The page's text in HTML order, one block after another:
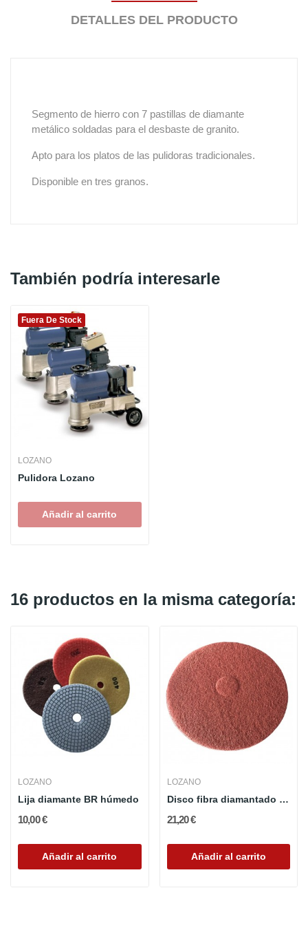
DETALLES DEL PRODUCTO
Segmento de hierro con 7 pastillas de diamante
metálico soldadas para el desbaste de granito.
Apto para los platos de las pulidoras tradicionales.
Disponible en tres granos.
También podría interesarle
Fuera De Stock
LOZANO
Pulidora Lozano
Añadir al carrito
16 productos en la misma categoría:
LOZANO
Lija diamante BR húmedo
10,00 €
Añadir al carrito
LOZANO
Disco fibra diamantado Decapado
21,20 €
Añadir al carrito